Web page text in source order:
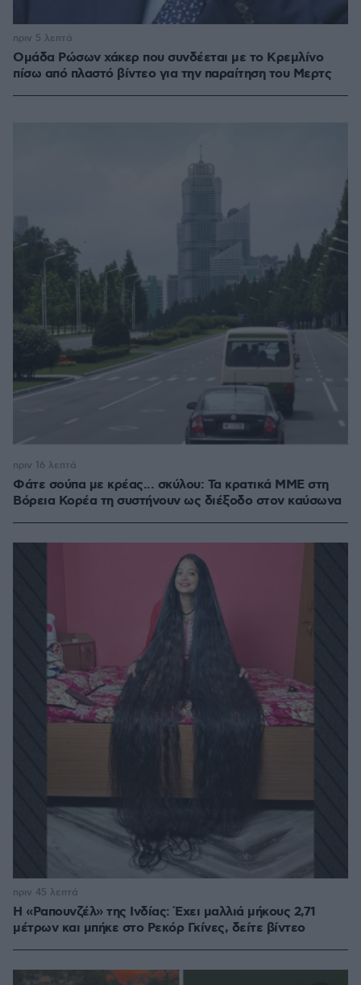
Ομάδα Ρώσων χάκερ που συνδέεται με το Κρεμλίνο
πίσω από πλαστό βίντεο για την παραίτηση του Μερτς
πριν 5 λεπτά
Φάτε σούπα με κρέας... σκύλου: Τα κρατικά ΜΜΕ στη
Βόρεια Κορέα τη συστήνουν ως διέξοδο στον καύσωνα
πριν 16 λεπτά
Η «Ραπουνζέλ» της Ινδίας: Έχει μαλλιά μήκους 2,71
μέτρων και μπήκε στο Ρεκόρ Γκίνες, δείτε βίντεο
πριν 45 λεπτά